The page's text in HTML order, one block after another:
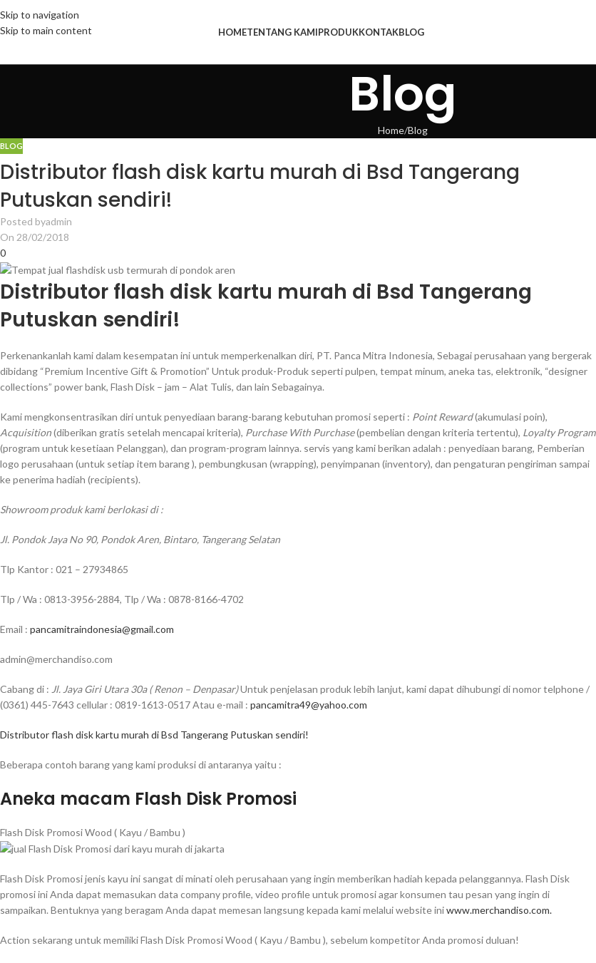
Skip to navigation
Skip to main content
HOMETENTANG KAMIPRODUKKONTAKBLOG
Blog
Home Blog
BLOG
Distributor flash disk kartu murah di Bsd Tangerang
Putuskan sendiri!
Posted byadmin
On 28/02/2018
0
Distributor flash disk kartu murah di Bsd Tangerang
Putuskan sendiri!
Perkenankanlah kami dalam kesempatan ini untuk memperkenalkan diri, PT. Panca Mitra Indonesia, Sebagai perusahaan yang bergerak
dibidang “Premium Incentive Gift & Promotion” Untuk produk-Produk seperti pulpen, tempat minum, aneka tas, elektronik, “designer
collections” power bank, Flash Disk – jam – Alat Tulis, dan lain Sebagainya.
Kami mengkonsentrasikan diri untuk penyediaan barang-barang kebutuhan promosi seperti : Point Reward(akumulasi poin),
Acquisition(diberikan gratis setelah mencapai kriteria), Purchase With Purchase(pembelian dengan kriteria tertentu), Loyalty Program
(program untuk kesetiaan Pelanggan), dan program-program lainnya. servis yang kami berikan adalah : penyediaan barang, Pemberian
logo perusahaan (untuk setiap item barang ), pembungkusan (wrapping), penyimpanan (inventory), dan pengaturan pengiriman sampai
ke penerima hadiah (recipients).
Showroom produk kami berlokasi di :
Jl. Pondok Jaya No 90, Pondok Aren, Bintaro, Tangerang Selatan
Tlp Kantor : 021 – 27934865
Tlp / Wa : 0813-3956-2884, Tlp / Wa : 0878-8166-4702
Email : pancamitraindonesia@gmail.com
admin@merchandiso.com
Cabang di : Jl. Jaya Giri Utara 30a ( Renon – Denpasar)Untuk penjelasan produk lebih lanjut, kami dapat dihubungi di nomor telphone /
(0361) 445-7643 cellular : 0819-1613-0517 Atau e-mail : pancamitra49@yahoo.com
Distributor flash disk kartu murah di Bsd Tangerang Putuskan sendiri!
Beberapa contoh barang yang kami produksi di antaranya yaitu :
Aneka macam Flash Disk Promosi
Flash Disk Promosi Wood ( Kayu / Bambu )
Flash Disk Promosi jenis kayu ini sangat di minati oleh perusahaan yang ingin memberikan hadiah kepada pelanggannya. Flash Disk
promosi ini Anda dapat memasukan data company profile, video profile untuk promosi agar konsumen tau pesan yang ingin di
sampaikan. Bentuknya yang beragam Anda dapat memesan langsung kepada kami melalui website iniwww.merchandiso.com.
Action sekarang untuk memiliki Flash Disk Promosi Wood ( Kayu / Bambu ), sebelum kompetitor Anda promosi duluan!